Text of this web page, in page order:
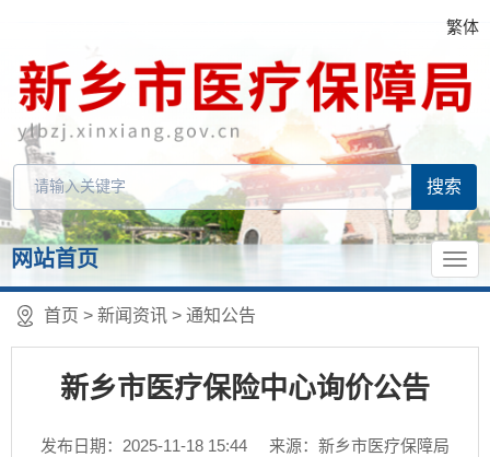
繁体
网站首页
首页 > 新闻资讯 > 通知公告
新乡市医疗保险中心询价公告
发布日期：2025-11-18 15:44
来源：新乡市医疗保障局